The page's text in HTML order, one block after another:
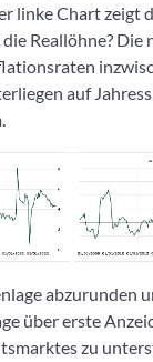
linke Chart zeigt
Reallöhne? Die
auf
abzurunden
über erste
zu